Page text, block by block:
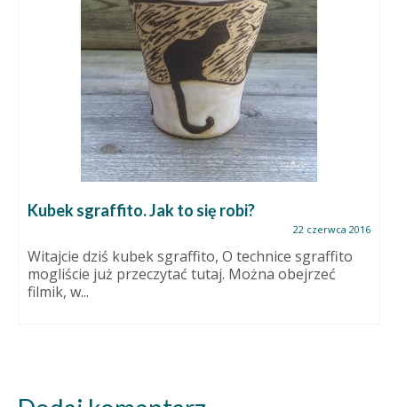
Kubek sgraffito. Jak to się robi?
22 czerwca 2016
Witajcie dziś kubek sgraffito, O technice sgraffito
mogliście już przeczytać tutaj. Można obejrzeć
filmik, w...